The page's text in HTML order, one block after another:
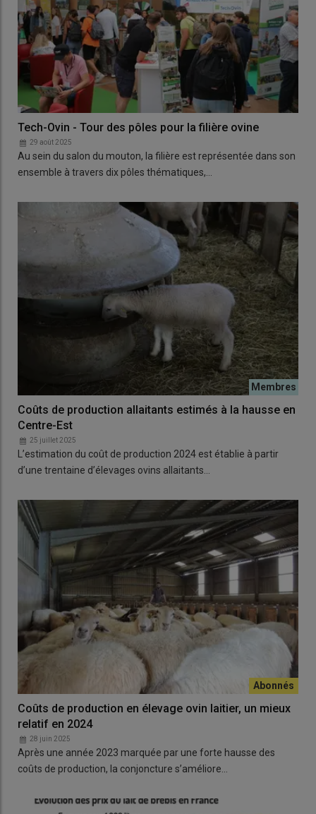
Tech-Ovin - Tour des pôles pour la filière ovine
29 août 2025
Au sein du salon du mouton, la filière est représentée dans son
ensemble à travers dix pôles thématiques,…
Coûts de production allaitants estimés à la hausse en
Centre-Est
25 juillet 2025
L’estimation du coût de production 2024 est établie à partir
d’une trentaine d’élevages ovins allaitants…
Coûts de production en élevage ovin laitier, un mieux
relatif en 2024
28 juin 2025
Après une année 2023 marquée par une forte hausse des
coûts de production, la conjoncture s’améliore…